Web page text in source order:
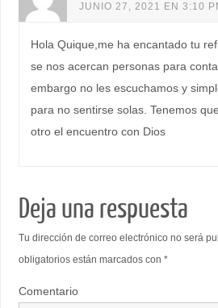
JUNIO 27, 2021 EN 3:10
Hola Quique,me ha encantado tu
se nos acercan personas para
embargo no les escuchamos y
para no sentirse solas. Tenemos
otro el encuentro con Dios
Deja una respuesta
Tu dirección de correo electrónico no será
obligatorios están marcados con *
Comentario